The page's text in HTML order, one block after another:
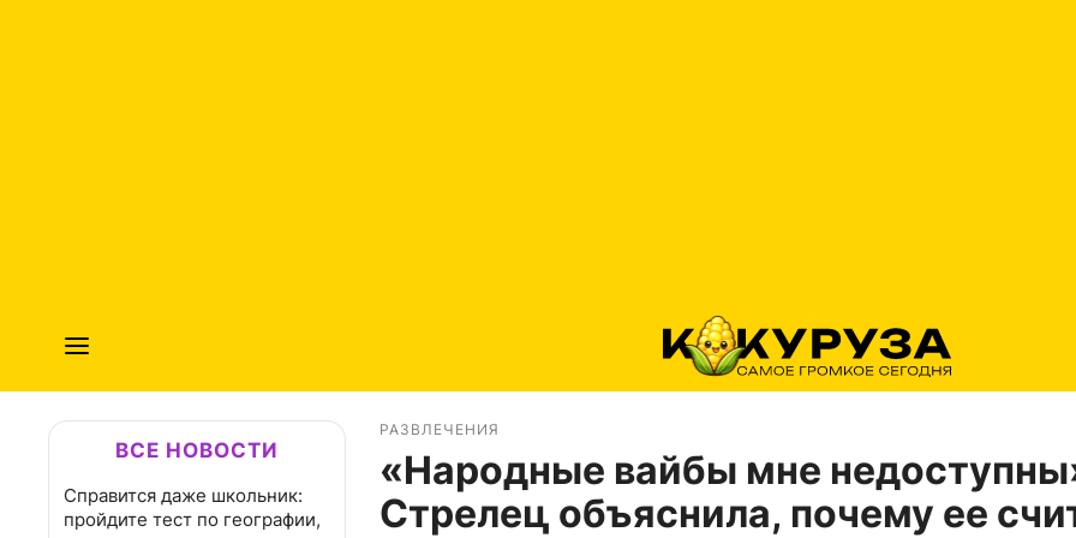
ВСЕ НОВОСТИ
Справится даже школьник:
пройдите тест по географии,
РАЗВЛЕЧЕНИЯ
«Народные вайбы мне
Стрелец объяснила, почему ее